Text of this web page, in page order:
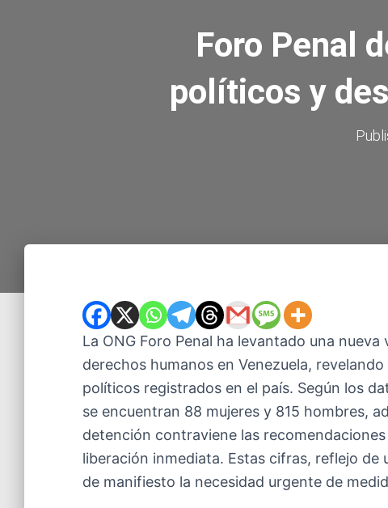
Foro Penal
políticos y
La ONG Foro Penal ha levantado una
derechos humanos en Venezuela,
políticos registrados en el país. Según los
se encuentran 88 mujeres y 815 hombres,
detención contraviene las
liberación inmediata. Estas cifras, reflejo
de manifiesto la necesidad urgente de